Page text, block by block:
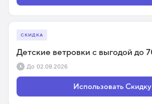
СКИДКА
Детские ветровки с выгодой до
До 02.09.2026
Использовать Скидку